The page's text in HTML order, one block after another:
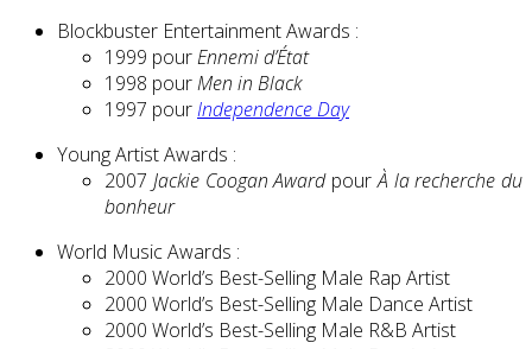
Blockbuster Entertainment Awards :
1999 pourEnnemi d’État
1998 pourMen in Black
1997 pourIndependence Day
Young Artist Awards :
2007 Jackie Coogan AwardpourÀ la recherche du
bonheur
World Music Awards :
2000 World’s Best-Selling Male Rap Artist
2000 World’s Best-Selling Male Dance Artist
2000 World’s Best-Selling Male R&B Artist